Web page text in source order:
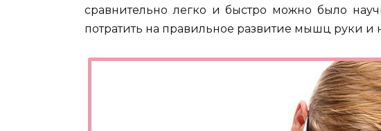
сравнительно легко и быстро можно было
потратить на правильное развитие мышц руки и